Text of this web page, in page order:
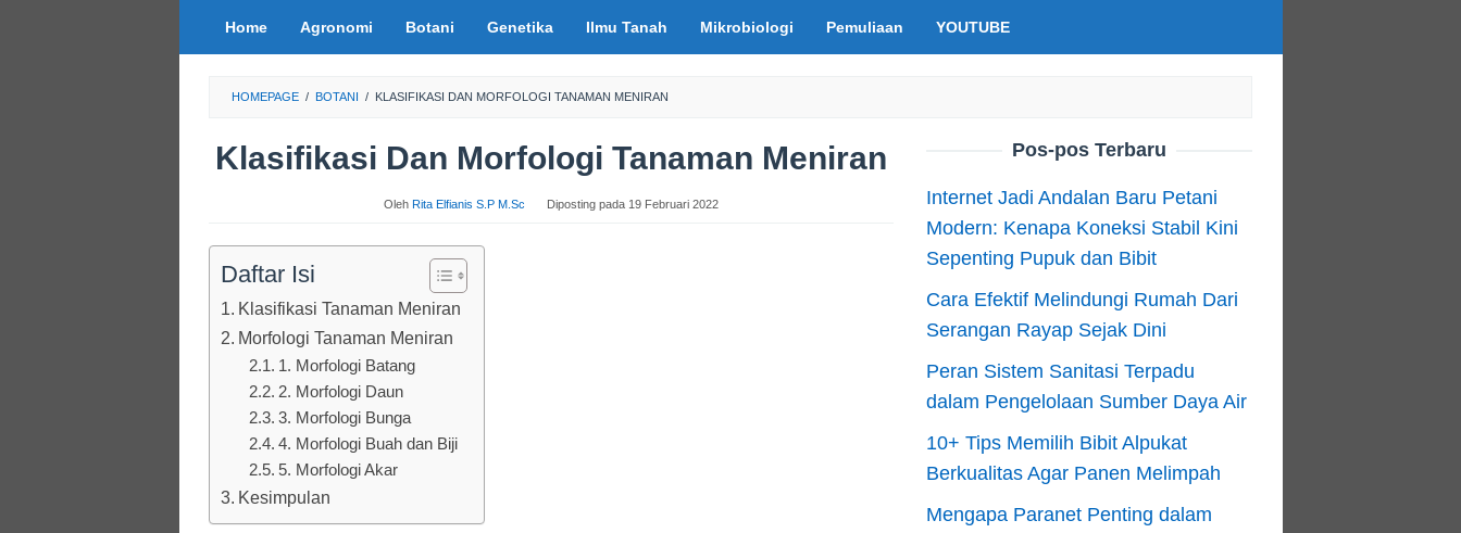
Home Agronomi Botani Genetika Ilmu Tanah Mikrobiologi Pemuliaan YOUTUBE
HOMEPAGE / BOTANI / KLASIFIKASI DAN MORFOLOGI TANAMAN MENIRAN
Klasifikasi Dan Morfologi Tanaman Meniran
Oleh Rita Elfianis S.P M.Sc Diposting pada 19 Februari 2022
Daftar Isi
Klasifikasi Tanaman Meniran
Morfologi Tanaman Meniran
1. Morfologi Batang
2. Morfologi Daun
3. Morfologi Bunga
4. Morfologi Buah dan Biji
5. Morfologi Akar
Kesimpulan
Pos-pos Terbaru
Internet Jadi Andalan Baru Petani
Modern: Kenapa Koneksi Stabil Kini
Sepenting Pupuk dan Bibit
Cara Efektif Melindungi Rumah Dari
Serangan Rayap Sejak Dini
Peran Sistem Sanitasi Terpadu
dalam Pengelolaan Sumber Daya Air
10+ Tips Memilih Bibit Alpukat
Berkualitas Agar Panen Melimpah
Mengapa Paranet Penting dalam